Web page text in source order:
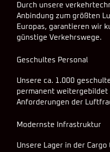
Durch unsere
Anbindung zum größten
Europas, garantieren wir
günstige Verkehrswege.
Geschultes Personal
Unsere ca. 1.000
permanent weitergebildet
Anforderungen der
Modernste Infrastruktur
Unsere Lager in der